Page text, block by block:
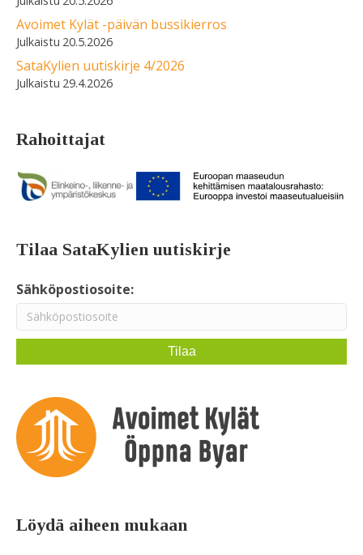
Avoimet Kylät -päivän bussikierros
20.5.2026
SataKylien uutiskirje 4/2026
29.4.2026
Rahoittajat
Tilaa SataKylien uutiskirje
Sähköpostiosoite:
Löydä aiheen mukaan